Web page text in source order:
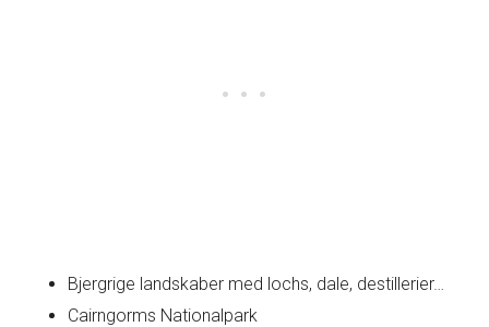
Bjergrige landskaber med lochs, dale, destillerier…
Cairngorms Nationalpark